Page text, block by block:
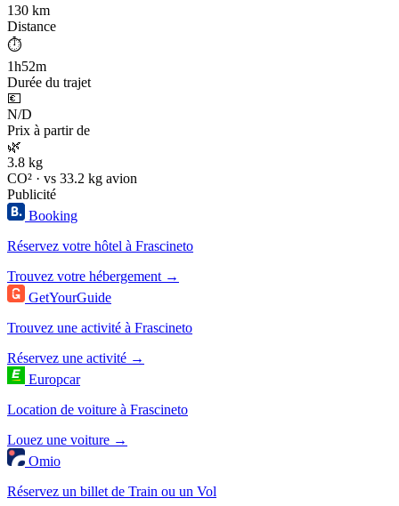
130 km
Distance
⏱️
1h52m
Durée du trajet
💶
N/D
Prix à partir de
🌿
3.8 kg
CO² · vs 33.2 kg avion
Publicité
Booking
Réservez votre hôtel à Frascineto
Trouvez votre hébergement →
GetYourGuide
Trouvez une activité à Frascineto
Réservez une activité →
Europcar
Location de voiture à Frascineto
Louez une voiture →
Omio
Réservez un billet de Train ou un Vol